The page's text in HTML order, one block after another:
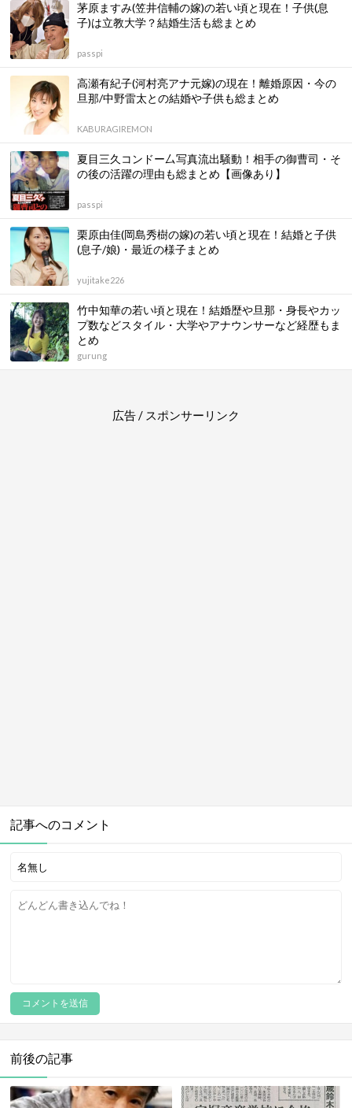
茅原ますみ(笠井信輔の嫁)の若い頃と現在！子供(息
子)は立教大学？結婚生活も総まとめ
passpi
高瀬有紀子(河村亮アナ元嫁)の現在！離婚原因・今の
旦那/中野雷太との結婚や子供も総まとめ
KABURAGIREMON
夏目三久コンドー厶写真流出騒動！相手の御曹司・そ
の後の活躍の理由も総まとめ【画像あり】
passpi
栗原由佳(岡島秀樹の嫁)の若い頃と現在！結婚と子供
(息子/娘)・最近の様子まとめ
yujitake226
竹中知華の若い頃と現在！結婚歴や旦那・身長やカッ
プ数などスタイル・大学やアナウンサーなど経歴もま
とめ
gurung
広告 / スポンサーリンク
記事へのコメント
前後の記事